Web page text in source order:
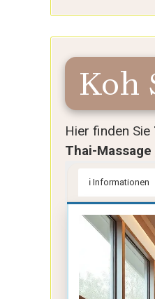
Koh
Hier finden Sie
Thai-
ℹ️ Informationen